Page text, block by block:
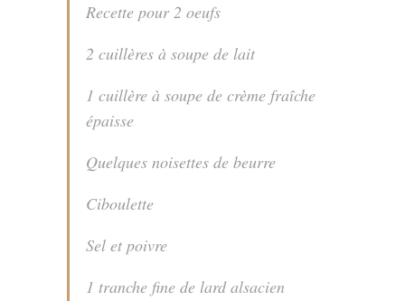
Recette pour 2 oeufs
2 cuillères à soupe de lait
1 cuillère à soupe de crème fraîche
épaisse
Quelques noisettes de beurre
Ciboulette
Sel et poivre
1 tranche fine de lard alsacien